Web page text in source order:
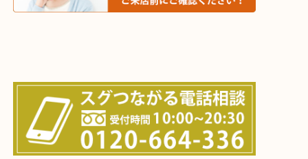
上記に記載がないエリアでもご相談ください！！